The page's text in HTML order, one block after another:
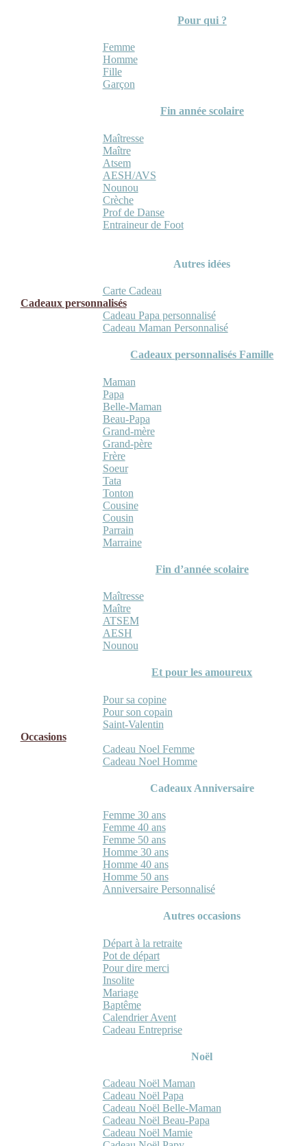
Pour qui ?
Femme
Homme
Fille
Garçon
Fin année scolaire
Maîtresse
Maître
Atsem
AESH/AVS
Nounou
Crèche
Prof de Danse
Entraineur de Foot
Autres idées
Carte Cadeau
Cadeaux personnalisés
Cadeau Papa personnalisé
Cadeau Maman Personnalisé
Cadeaux personnalisés Famille
Maman
Papa
Belle-Maman
Beau-Papa
Grand-mère
Grand-père
Frère
Soeur
Tata
Tonton
Cousine
Cousin
Parrain
Marraine
Fin d’année scolaire
Maîtresse
Maître
ATSEM
AESH
Nounou
Et pour les amoureux
Pour sa copine
Pour son copain
Saint-Valentin
Occasions
Cadeau Noel Femme
Cadeau Noel Homme
Cadeaux Anniversaire
Femme 30 ans
Femme 40 ans
Femme 50 ans
Homme 30 ans
Homme 40 ans
Homme 50 ans
Anniversaire Personnalisé
Autres occasions
Départ à la retraite
Pot de départ
Pour dire merci
Insolite
Mariage
Baptême
Calendrier Avent
Cadeau Entreprise
Noël
Cadeau Noël Maman
Cadeau Noël Papa
Cadeau Noël Belle-Maman
Cadeau Noël Beau-Papa
Cadeau Noël Mamie